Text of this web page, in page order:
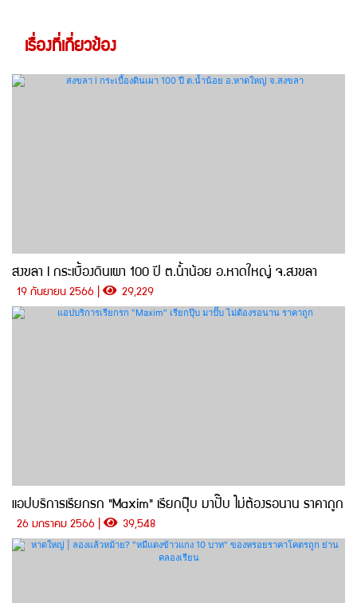
เรื่องที่เกี่ยวข้อง
สงขลา l กระเบื้องดินเผา 100 ปี ต.น้ำน้อย อ.หาดใหญ่ จ.สงขลา
19 กันยายน 2566 | 29,229
แอปบริการเรียกรก "Maxim" เรียกปุ๊บ มาปั๊บ ไม่ต้องรอนาน ราคาถูก
26 มกราคม 2566 | 39,548